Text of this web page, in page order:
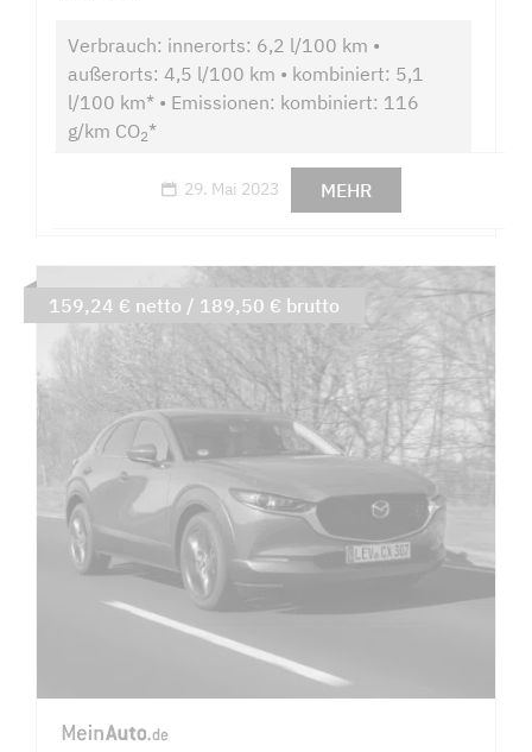
Verbrauch: innerorts: 6,2 l/100 km •
außerorts: 4,5 l/100 km • kombiniert: 5,1
l/100 km* • Emissionen: kombiniert: 116
g/km CO2*
29. Mai 2023 MEHR
159,24 € netto / 189,50 € brutto